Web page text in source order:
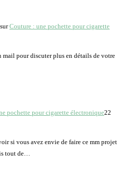
surCouture : une pochette pour cigarette
mail pour discuter plus en détails de votre
pochette pour cigarette électronique22
si vous avez envie de faire ce mm projet
tout de…